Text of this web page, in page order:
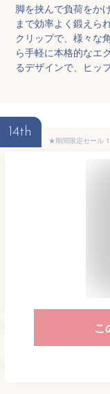
脚を挟んで負荷をか
まで効率よく鍛えら
クリップで、様々な
ら手軽に本格的なエ
るデザインで、ヒッ
14th
こ